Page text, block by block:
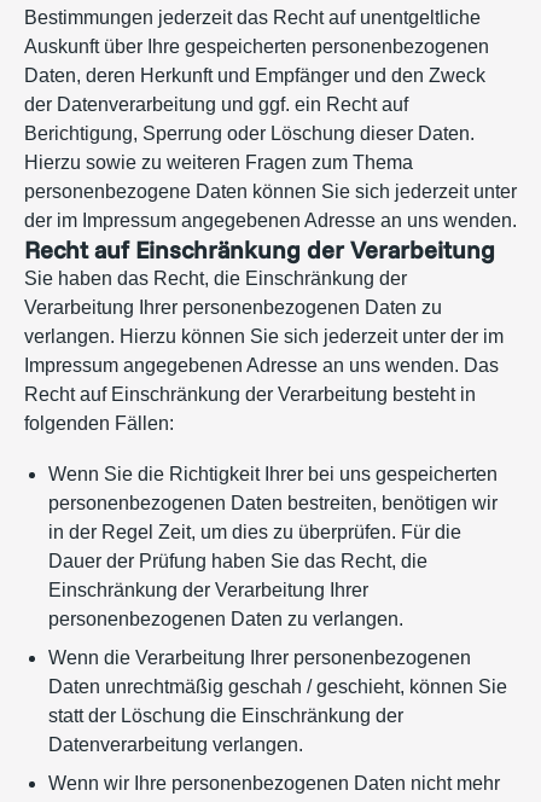
Bestimmungen jederzeit das Recht auf unentgeltliche
Auskunft über Ihre gespeicherten personenbezogenen
Daten, deren Herkunft und Empfänger und den Zweck
der Datenverarbeitung und ggf. ein Recht auf
Berichtigung, Sperrung oder Löschung dieser Daten.
Hierzu sowie zu weiteren Fragen zum Thema
personenbezogene Daten können Sie sich jederzeit unter
der im Impressum angegebenen Adresse an uns wenden.
Recht auf Einschränkung der Verarbeitung
Sie haben das Recht, die Einschränkung der
Verarbeitung Ihrer personenbezogenen Daten zu
verlangen. Hierzu können Sie sich jederzeit unter der im
Impressum angegebenen Adresse an uns wenden. Das
Recht auf Einschränkung der Verarbeitung besteht in
folgenden Fällen:
Wenn Sie die Richtigkeit Ihrer bei uns gespeicherten
personenbezogenen Daten bestreiten, benötigen wir
in der Regel Zeit, um dies zu überprüfen. Für die
Dauer der Prüfung haben Sie das Recht, die
Einschränkung der Verarbeitung Ihrer
personenbezogenen Daten zu verlangen.
Wenn die Verarbeitung Ihrer personenbezogenen
Daten unrechtmäßig geschah / geschieht, können Sie
statt der Löschung die Einschränkung der
Datenverarbeitung verlangen.
Wenn wir Ihre personenbezogenen Daten nicht mehr